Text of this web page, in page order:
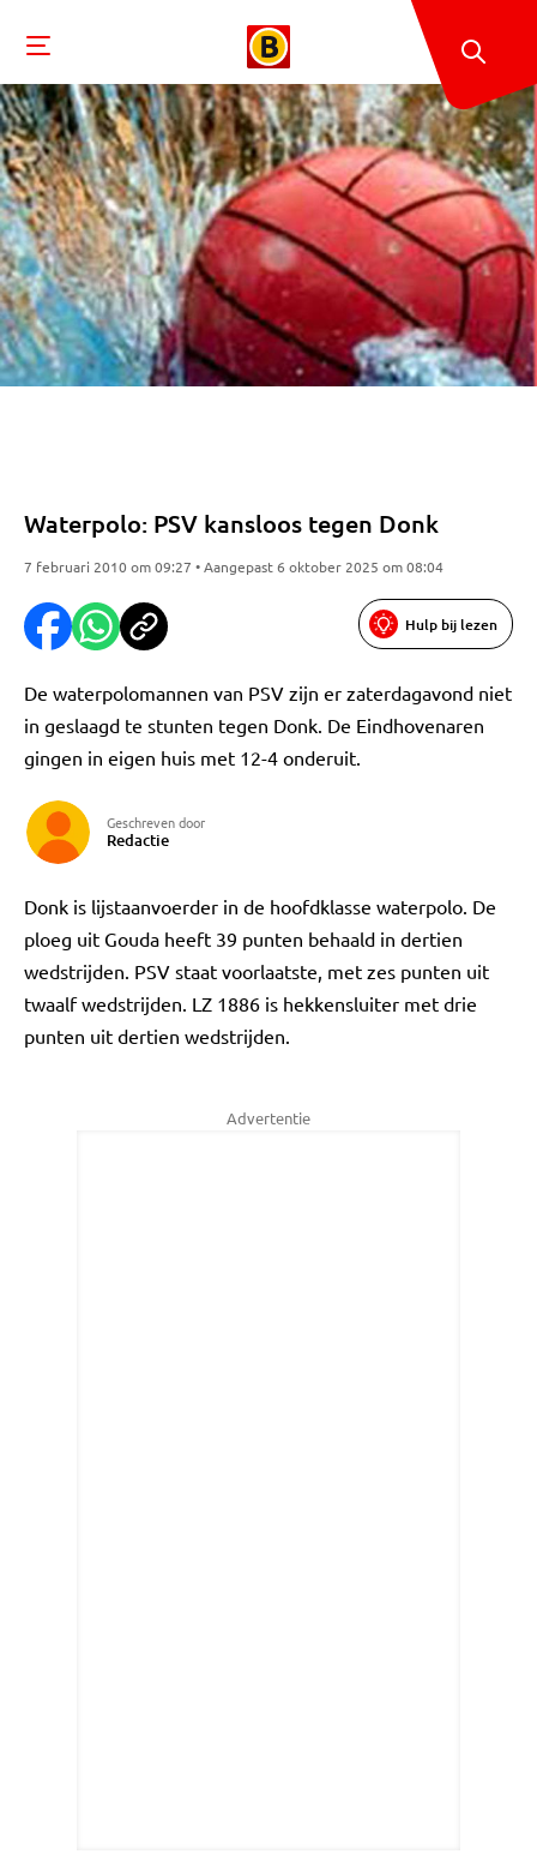
Waterpolo: PSV kansloos tegen Donk
7 februari 2010 om 09:27 • Aangepast 6 oktober 2025 om 08:04
Hulp bij lezen
De waterpolomannen van PSV zijn er zaterdagavond niet
in geslaagd te stunten tegen Donk. De Eindhovenaren
gingen in eigen huis met 12-4 onderuit.
Geschreven door
Redactie
Donk is lijstaanvoerder in de hoofdklasse waterpolo. De
ploeg uit Gouda heeft 39 punten behaald in dertien
wedstrijden. PSV staat voorlaatste, met zes punten uit
twaalf wedstrijden. LZ 1886 is hekkensluiter met drie
punten uit dertien wedstrijden.
Advertentie